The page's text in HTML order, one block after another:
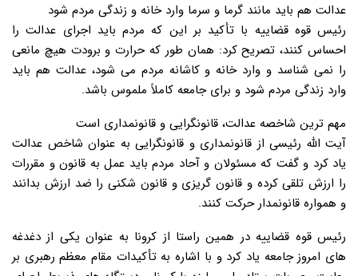
عدالت هم باید مانند گرما و سرما وارد خانه و زندگی مردم شود
رئیس قوه قضاییه با تأکید بر این که مردم باید اجرای عدالت را
احساس کنند، تصریح کرد: همان طور که حرارت و برودت هیچ مانعی
را نمی شناسد و وارد خانه و کاشانه مردم می شود، عدالت هم باید
وارد زندگی مردم شود و برای جامعه کاملاً ملموس باشد.
مهم ترین شاخصه عدالت، قانونگرایی و قانونمداری است
آیت الله رئیسی از قانونمداری و قانونگرایی به عنوان شاخص عدالت
یاد کرد و گفت که مسئولان و آحاد مردم باید عمل به قانون و مقررات
را ارزش تلقی کرده و قانون گریزی و قانون شکنی را ضد ارزش بدانند
و همواره قانونمدار حرکت کنند.
رئیس قوه قضاییه در همین راستا از کرونا به عنوان یکی از دغدغه
های امروز جامعه یاد کرد و با اشاره به تأکیدات مقام معظم رهبری بر